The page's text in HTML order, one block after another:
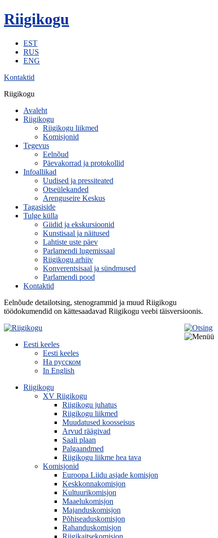
Riigikogu
EST
RUS
ENG
Kontaktid
Riigikogu
Avaleht
Riigikogu
Riigikogu liikmed
Komisjonid
Tegevus
Eelnõud
Päevakorrad ja protokollid
Infoallikad
Uudised ja pressiteated
Otseülekanded
Arenguseire Keskus
Tagasiside
Tulge külla
Giidid ja ekskursioonid
Kunstisaal ja näitused
Lahtiste uste päev
Parlamendi lugemissaal
Riigikogu arhiiv
Konverentsisaal ja sündmused
Parlamendi pood
Kontaktid
Eelnõude detailotsing, stenogrammid ja muud Riigikogu
töödokumendid on kättesaadavad Riigikogu veebi täisversioonis.
Eesti keeles
Eesti keeles
На русском
In English
Riigikogu
XV Riigikogu
Riigikogu juhatus
Riigikogu liikmed
Muudatused koosseisus
Arvud räägivad
Saali plaan
Palgaandmed
Riigikogu liikme hea tava
Komisjonid
Euroopa Liidu asjade komisjon
Keskkonnakomisjon
Kultuurikomisjon
Maaelukomisjon
Majanduskomisjon
Põhiseaduskomisjon
Rahanduskomisjon
Riigikaitsekomisjon